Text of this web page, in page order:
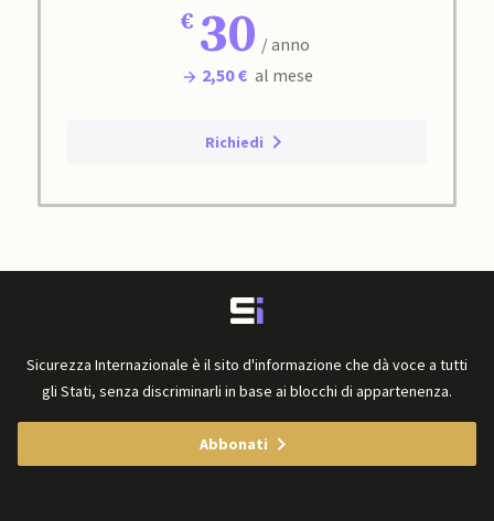
30 / anno
2,50 € al mese
Richiedi
Sicurezza Internazionale è il sito d'informazione che dà voce a tutti
gli Stati, senza discriminarli in base ai blocchi di appartenenza.
Abbonati